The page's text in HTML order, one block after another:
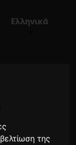
της
Ελληνικά